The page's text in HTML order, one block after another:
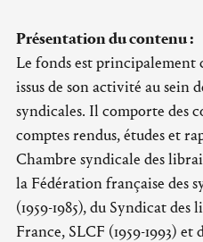
Présentation du contenu :
Le fonds est principalement
issus de son activité au sein
syndicales. Il comporte des
comptes rendus, études et
Chambre syndicale des
la Fédération française des
(1959-1985), du Syndicat des
France, SLCF (1959-1993)